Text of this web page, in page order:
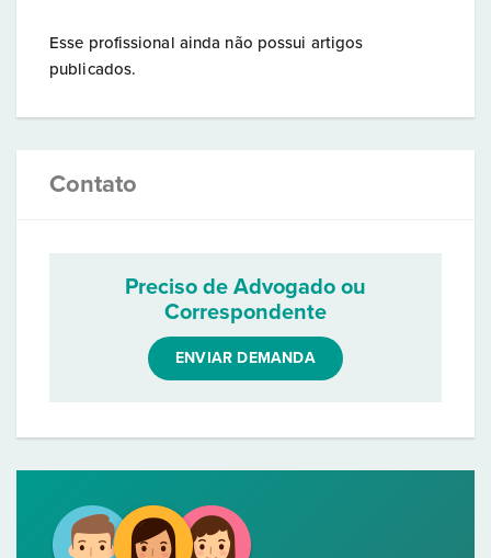
Esse profissional ainda não possui artigos
publicados.
Contato
Preciso de Advogado ou
Correspondente
ENVIAR DEMANDA